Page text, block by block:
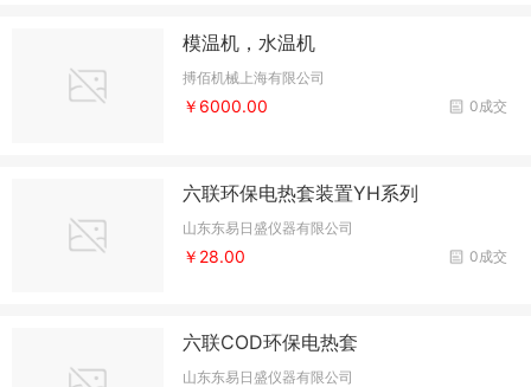
模温机，水温机
搏佰机械上海有限公司
0成交
￥6000.00
六联环保电热套装置YH系列
山东东易日盛仪器有限公司
0成交
￥28.00
六联COD环保电热套
山东东易日盛仪器有限公司